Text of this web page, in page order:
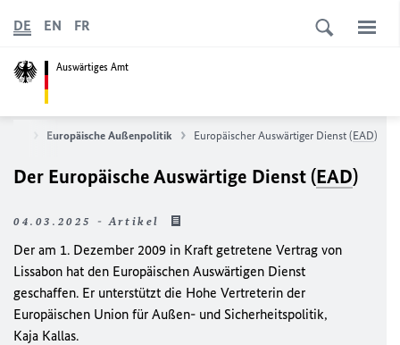
Auswärtiges Amt
DE EN FR
Europäische Außenpolitik Europäischer Auswärtiger Dienst (EAD)
Der Europäische Auswärtige Dienst (EAD)
04.03.2025 - Artikel
Der am 1. Dezember 2009 in Kraft getretene Vertrag von
Lissabon hat den Europäischen Auswärtigen Dienst
geschaffen. Er unterstützt die Hohe Vertreterin der
Europäischen Union für Außen- und Sicherheitspolitik,
Kaja Kallas.